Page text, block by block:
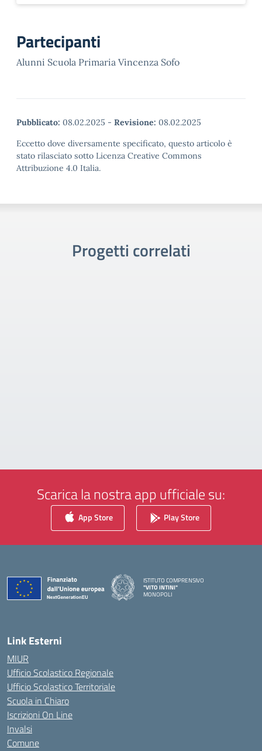
Partecipanti
Alunni Scuola Primaria Vincenza Sofo
Pubblicato: 08.02.2025 - Revisione: 08.02.2025
Eccetto dove diversamente specificato, questo articolo è
stato rilasciato sotto Licenza Creative Commons
Attribuzione 4.0 Italia.
Progetti correlati
Scarica la nostra app ufficiale su:
App Store Play Store
ISTITUTO COMPRENSIVO
"VITO INTINI"
MONOPOLI
Link Esterni
MIUR
Ufficio Scolastico Regionale
Ufficio Scolastico Territoriale
Scuola in Chiaro
Iscrizioni On Line
Invalsi
Comune